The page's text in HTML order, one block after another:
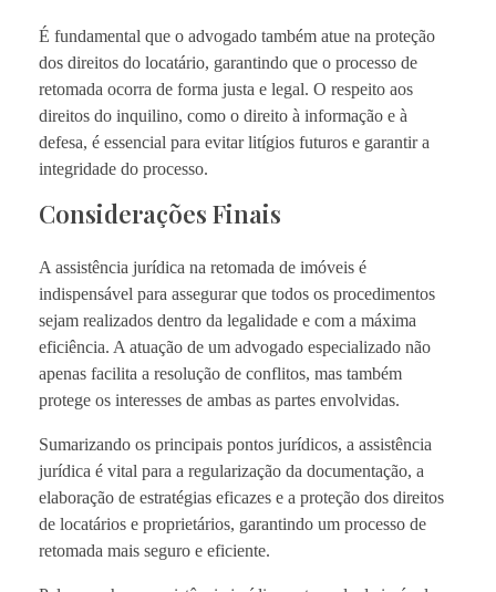
É fundamental que o advogado também atue na proteção
dos direitos do locatário, garantindo que o processo de
retomada ocorra de forma justa e legal. O respeito aos
direitos do inquilino, como o direito à informação e à
defesa, é essencial para evitar litígios futuros e garantir a
integridade do processo.
Considerações Finais
A assistência jurídica na retomada de imóveis é
indispensável para assegurar que todos os procedimentos
sejam realizados dentro da legalidade e com a máxima
eficiência. A atuação de um advogado especializado não
apenas facilita a resolução de conflitos, mas também
protege os interesses de ambas as partes envolvidas.
Sumarizando os principais pontos jurídicos, a assistência
jurídica é vital para a regularização da documentação, a
elaboração de estratégias eficazes e a proteção dos direitos
de locatários e proprietários, garantindo um processo de
retomada mais seguro e eficiente.